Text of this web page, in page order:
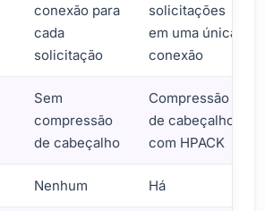
conexão para
cada
solicitação
solicitações
em uma única
conexão
Sem
compressão
de cabeçalho
Compressão
de cabeçalho
com HPACK
Nenhum Há